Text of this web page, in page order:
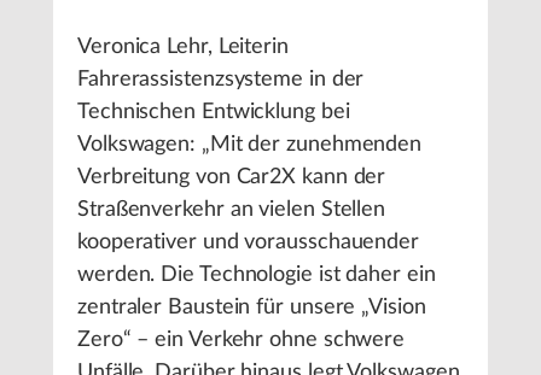
Veronica Lehr, Leiterin
Fahrerassistenzsysteme in der
Technischen Entwicklung bei
Volkswagen: „Mit der zunehmenden
Verbreitung von Car2X kann der
Straßenverkehr an vielen Stellen
kooperativer und vorausschauender
werden. Die Technologie ist daher ein
zentraler Baustein für unsere „Vision
Zero“ – ein Verkehr ohne schwere